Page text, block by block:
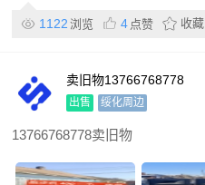
1122 浏览 4 点赞 收藏
卖旧物13766768778
出售 绥化周边
13766768778卖旧物